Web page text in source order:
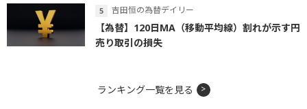
吉田恒の為替デイリー
【為替】120日MA（移動平均線）割れが示す円
売り取引の損失
ランキング一覧を見る